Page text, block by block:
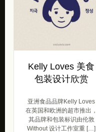
Kelly Loves 美食
包装设计欣赏
亚洲食品品牌Kelly Loves
在英国和欧洲的超市推出，
其品牌和包装标识由伦敦
Without 设计工作室重 […]